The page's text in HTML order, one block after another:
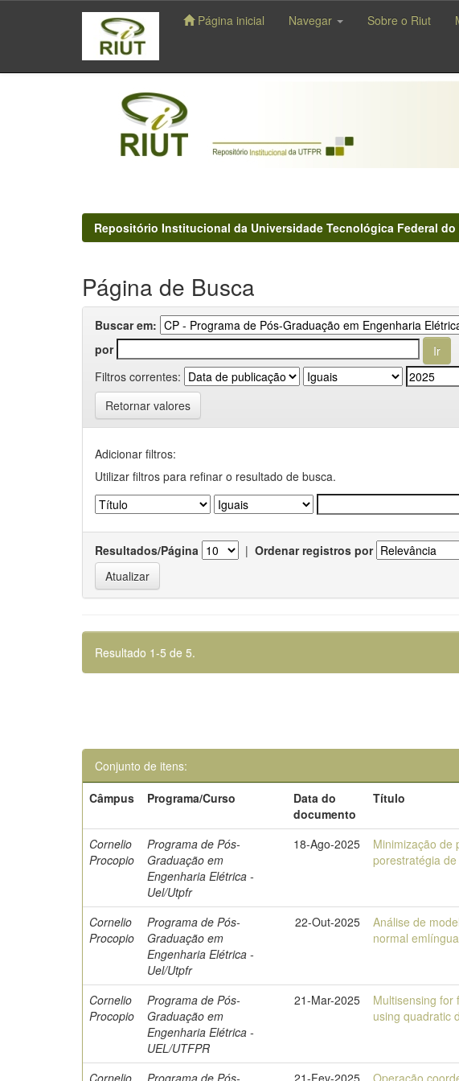
navigation
Página inicial Navegar Sobre o Riut
Repositório Institucional da Universidade Tecnológica Federal do
Página de Busca
Buscar em:
por
Filtros correntes:
Retornar valores
Adicionar filtros:
Utilizar filtros para refinar o resultado de busca.
Resultados/Página | Ordenar registros por
Resultado 1-5 de 5.
Conjunto de itens:
Câmpus
Programa/Curso
Data do
documento
Título
Cornelio
Procopio
Programa de Pós-
Graduação em
Engenharia Elétrica -
Uel/Utpfr
18-Ago-2025
Minimização de
porestratégia
Cornelio
Procopio
Programa de Pós-
Graduação em
Engenharia Elétrica -
Uel/Utpfr
22-Out-2025
Análise de
normal
Cornelio
Procopio
Programa de Pós-
Graduação em
Engenharia Elétrica -
UEL/UTFPR
21-Mar-2025
Multisensing for
using quadratic
Cornelio
Programa de Pós- 21-Fev-2025 Operação